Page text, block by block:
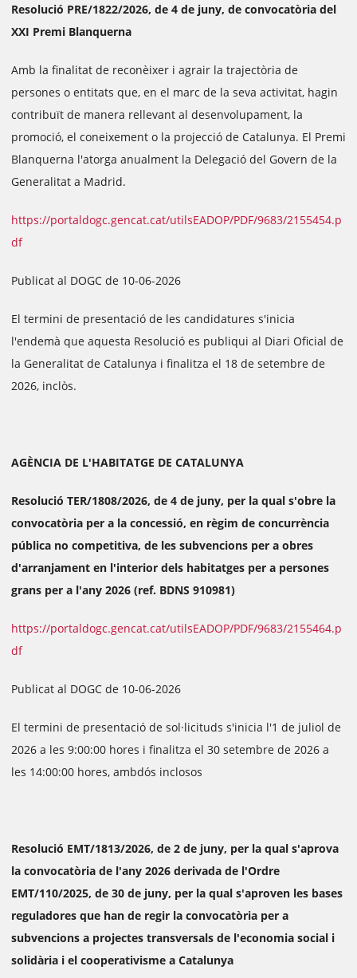
Resolució PRE/1822/2026, de 4 de juny, de convocatòria del
XXI Premi Blanquerna
Amb la finalitat de reconèixer i agrair la trajectòria de
persones o entitats que, en el marc de la seva activitat, hagin
contribuït de manera rellevant al desenvolupament, la
promoció, el coneixement o la projecció de Catalunya. El Premi
Blanquerna l'atorga anualment la Delegació del Govern de la
Generalitat a Madrid.
https://portaldogc.gencat.cat/utilsEADOP/PDF/9683/2155454.p
df
Publicat al DOGC de 10-06-2026
El termini de presentació de les candidatures s'inicia
l'endemà que aquesta Resolució es publiqui al Diari Oficial de
la Generalitat de Catalunya i finalitza el 18 de setembre de
2026, inclòs.
AGÈNCIA DE L'HABITATGE DE CATALUNYA
Resolució TER/1808/2026, de 4 de juny, per la qual s'obre la
convocatòria per a la concessió, en règim de concurrència
pública no competitiva, de les subvencions per a obres
d'arranjament en l'interior dels habitatges per a persones
grans per a l'any 2026 (ref. BDNS 910981)
https://portaldogc.gencat.cat/utilsEADOP/PDF/9683/2155464.p
df
Publicat al DOGC de 10-06-2026
El termini de presentació de sol·licituds s'inicia l'1 de juliol de
2026 a les 9:00:00 hores i finalitza el 30 setembre de 2026 a
les 14:00:00 hores, ambdós inclosos
Resolució EMT/1813/2026, de 2 de juny, per la qual s'aprova
la convocatòria de l'any 2026 derivada de l'Ordre
EMT/110/2025, de 30 de juny, per la qual s'aproven les bases
reguladores que han de regir la convocatòria per a
subvencions a projectes transversals de l'economia social i
solidària i el cooperativisme a Catalunya